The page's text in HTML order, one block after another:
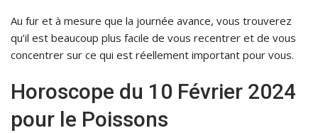
Au fur et à mesure que la journée avance, vous trouverez
qu’il est beaucoup plus facile de vous recentrer et de vous
concentrer sur ce qui est réellement important pour vous.
Horoscope du 10 Février 2024
pour le Poissons